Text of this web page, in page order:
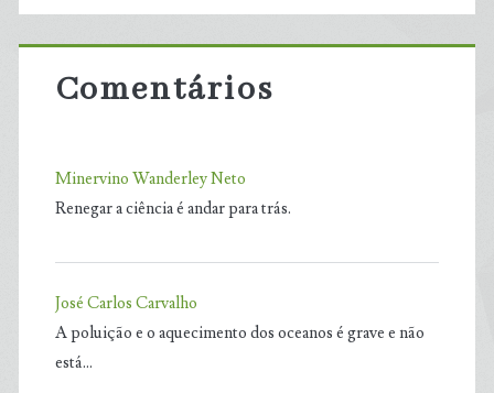
Comentários
Minervino Wanderley Neto
Renegar a ciência é andar para trás.
José Carlos Carvalho
A poluição e o aquecimento dos oceanos é grave e não
está…